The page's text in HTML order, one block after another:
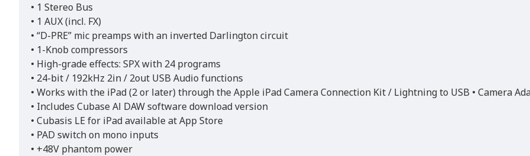
• 1 Stereo Bus
• 1 AUX (incl. FX)
• “D-PRE” mic preamps with an inverted Darlington circuit
• 1-Knob compressors
• High-grade effects: SPX with 24 programs
• 24-bit / 192kHz 2in / 2out USB Audio functions
• Works with the iPad (2 or later) through the Apple iPad Camera Connection Kit / Lightning to USB • Camera
• Includes Cubase Al DAW software download version
• Cubasis LE for iPad available at App Store
• PAD switch on mono inputs
• +48V phantom power